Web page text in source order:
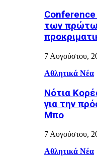
των
7 Αυγούστου,
Αθλητικά Νέα
Νότια
για την
Μπo
7 Αυγούστου,
Αθλητικά Νέα